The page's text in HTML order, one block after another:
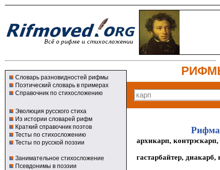
Словарь разновидностей рифмы
Поэтический словарь в примерах
Справочник по стихосложению
Эволюция русского стиха
Из истории словарей рифм
Краткий справочник поэтов
Тесты по стихосложению
Тесты по русской поэзии
Занимательное стихосложение
Псевдонимы в поэзии
архикарп,
гастарбайтер, диакарб,